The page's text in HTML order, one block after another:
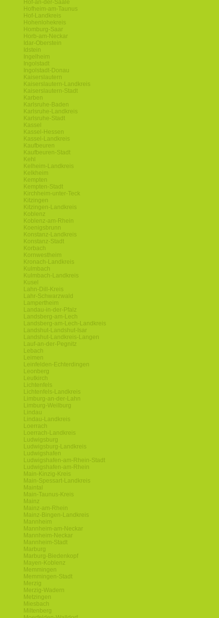
Hof-an-der-Saale
Hofheim-am-Taunus
Hof-Landkreis
Hohenlohekreis
Homburg-Saar
Horb-am-Neckar
Idar-Oberstein
Idstein
Ingelheim
Ingolstadt
Ingolstadt-Donau
Kaiserslautern
Kaiserslautern-Landkreis
Kaiserslautern-Stadt
Karben
Karlsruhe-Baden
Karlsruhe-Landkreis
Karlsruhe-Stadt
Kassel
Kassel-Hessen
Kassel-Landkreis
Kaufbeuren
Kaufbeuren-Stadt
Kehl
Kelheim-Landkreis
Kelkheim
Kempten
Kempten-Stadt
Kirchheim-unter-Teck
Kitzingen
Kitzingen-Landkreis
Koblenz
Koblenz-am-Rhein
Koenigsbrunn
Konstanz-Landkreis
Konstanz-Stadt
Korbach
Kornwestheim
Kronach-Landkreis
Kulmbach
Kulmbach-Landkreis
Kusel
Lahn-Dill-Kreis
Lahr-Schwarzwald
Lampertheim
Landau-in-der-Pfalz
Landsberg-am-Lech
Landsberg-am-Lech-Landkreis
Landshut-Landshut-Isar
Landshut-Landkreis-Langen
Lauf-an-der-Pegnitz
Lebach
Leimen
Leinfelden-Echterdingen
Leonberg
Leutkirch
Lichtenfels
Lichtenfels-Landkreis
Limburg-an-der-Lahn
Limburg-Weilburg
Lindau
Lindau-Landkreis
Loerrach
Loerrach-Landkreis
Ludwigsburg
Ludwigsburg-Landkreis
Ludwigshafen
Ludwigshafen-am-Rhein-Stadt
Ludwigshafen-am-Rhein
Main-Kinzig-Kreis
Main-Spessart-Landkreis
Maintal
Main-Taunus-Kreis
Mainz
Mainz-am-Rhein
Mainz-Bingen-Landkreis
Mannheim
Mannheim-am-Neckar
Mannheim-Neckar
Mannheim-Stadt
Marburg
Marburg-Biedenkopf
Mayen-Koblenz
Memmingen
Memmingen-Stadt
Merzig
Merzig-Wadern
Metzingen
Miesbach
Miltenberg